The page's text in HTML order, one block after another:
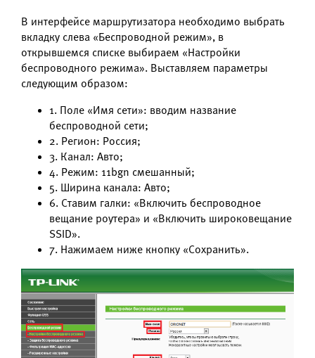
В интерфейсе маршрутизатора необходимо выбрать
вкладку слева «Беспроводной режим», в
открывшемся списке выбираем «Настройки
беспроводного режима». Выставляем параметры
следующим образом:
1. Поле «Имя сети»: вводим название
беспроводной сети;
2. Регион: Россия;
3. Канал: Авто;
4. Режим: 11bgn смешанный;
5. Ширина канала: Авто;
6. Ставим галки: «Включить беспроводное
вещание роутера» и «Включить широковещание
SSID».
7. Нажимаем ниже кнопку «Сохранить».